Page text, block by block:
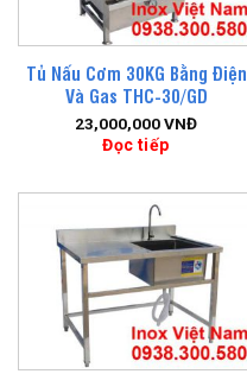
Tủ Nấu Cơm 30KG Bằng Điện
Và Gas THC-30/GD
23,000,000VNĐ
Đọc tiếp